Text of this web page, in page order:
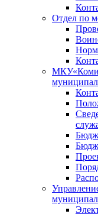
Отдел по